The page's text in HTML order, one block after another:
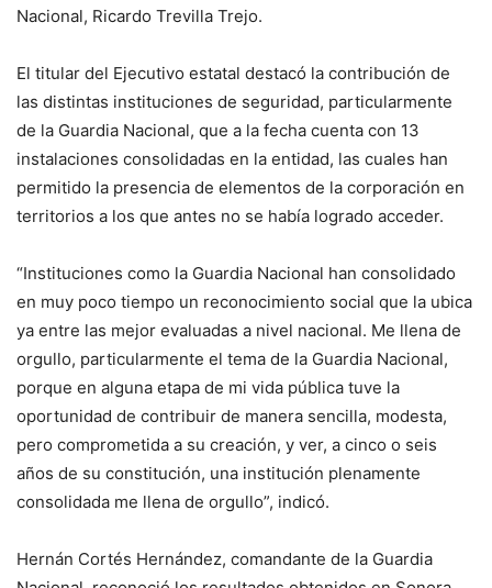
Nacional, Ricardo Trevilla Trejo.
El titular del Ejecutivo estatal destacó la contribución de
las distintas instituciones de seguridad, particularmente
de la Guardia Nacional, que a la fecha cuenta con 13
instalaciones consolidadas en la entidad, las cuales han
permitido la presencia de elementos de la corporación en
territorios a los que antes no se había logrado acceder.
“Instituciones como la Guardia Nacional han consolidado
en muy poco tiempo un reconocimiento social que la ubica
ya entre las mejor evaluadas a nivel nacional. Me llena de
orgullo, particularmente el tema de la Guardia Nacional,
porque en alguna etapa de mi vida pública tuve la
oportunidad de contribuir de manera sencilla, modesta,
pero comprometida a su creación, y ver, a cinco o seis
años de su constitución, una institución plenamente
consolidada me llena de orgullo”, indicó.
Hernán Cortés Hernández, comandante de la Guardia